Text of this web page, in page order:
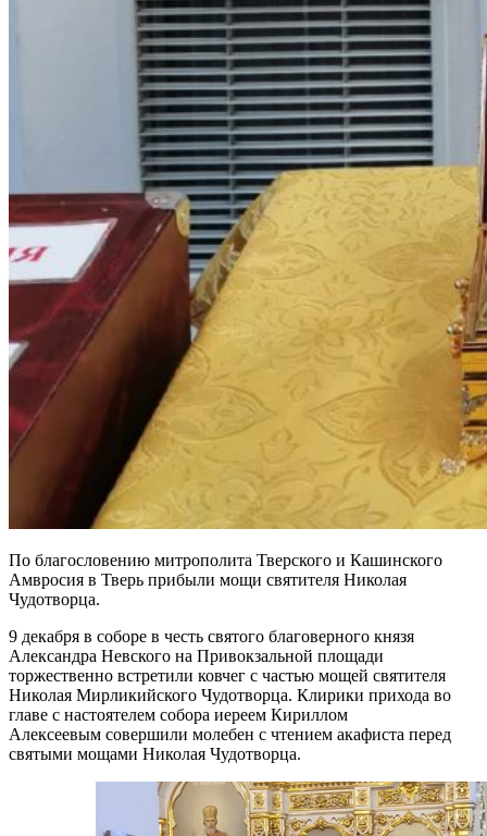
По благословению митрополита Тверского и Кашинского
Амвросия в Тверь прибыли мощи святителя Николая
Чудотворца.
9 декабря в соборе в честь святого благоверного князя
Александра Невского на Привокзальной площади
торжественно встретили ковчег с частью мощей святителя
Николая Мирликийского Чудотворца. Клирики прихода во
главе с настоятелем собора иереем Кириллом
Алексеевым совершили молебен с чтением акафиста перед
святыми мощами Николая Чудотворца.